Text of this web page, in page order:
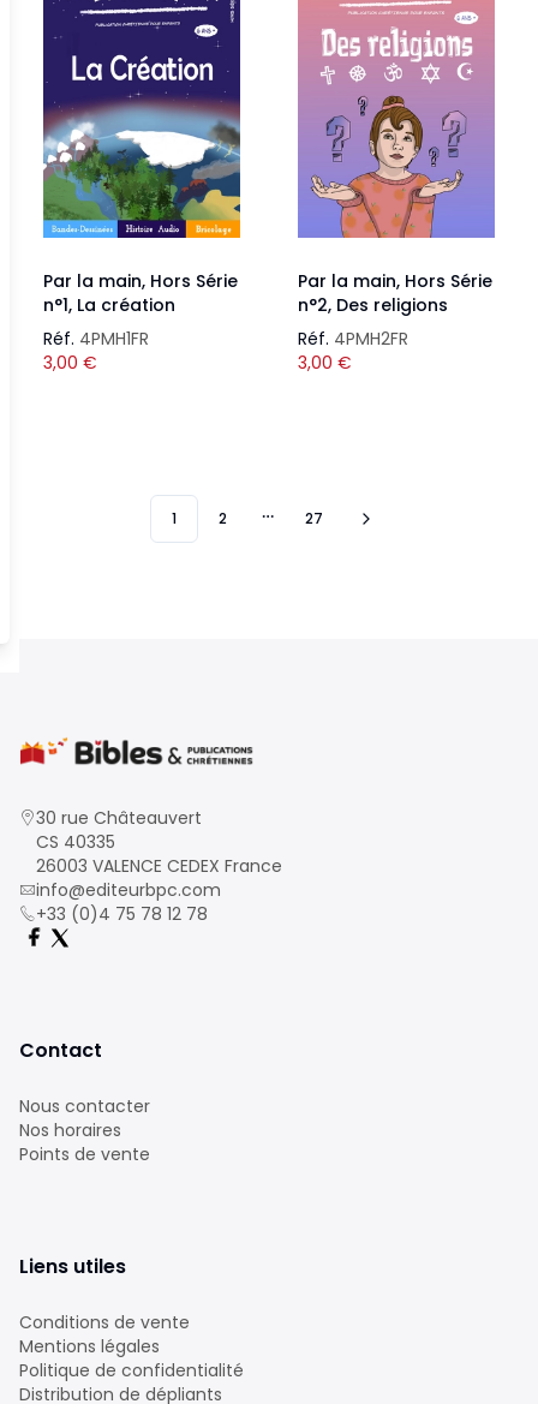
Par la main, Hors Série
n°1, La création
Réf. 4PMH1FR
3,00 €
Par la main, Hors Série
n°2, Des religions
Réf. 4PMH2FR
3,00 €
1 2 More pages
27
30 rue Châteauvert
CS 40335
26003 VALENCE CEDEX France
info@editeurbpc.com
+33 (0)4 75 78 12 78
Contact
Nous contacter
Nos horaires
Points de vente
Liens utiles
Conditions de vente
Mentions légales
Politique de confidentialité
Distribution de dépliants